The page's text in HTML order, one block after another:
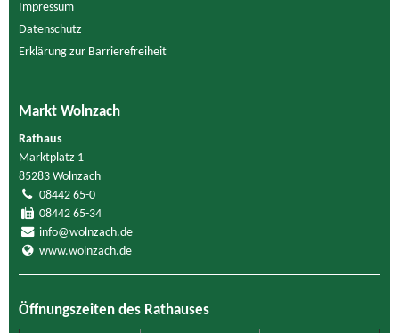
Impressum
Datenschutz
Erklärung zur Barrierefreiheit
Markt Wolnzach
Rathaus
Marktplatz 1
85283 Wolnzach
08442 65-0
08442 65-34
info@wolnzach.de
www.wolnzach.de
Öffnungszeiten des Rathauses